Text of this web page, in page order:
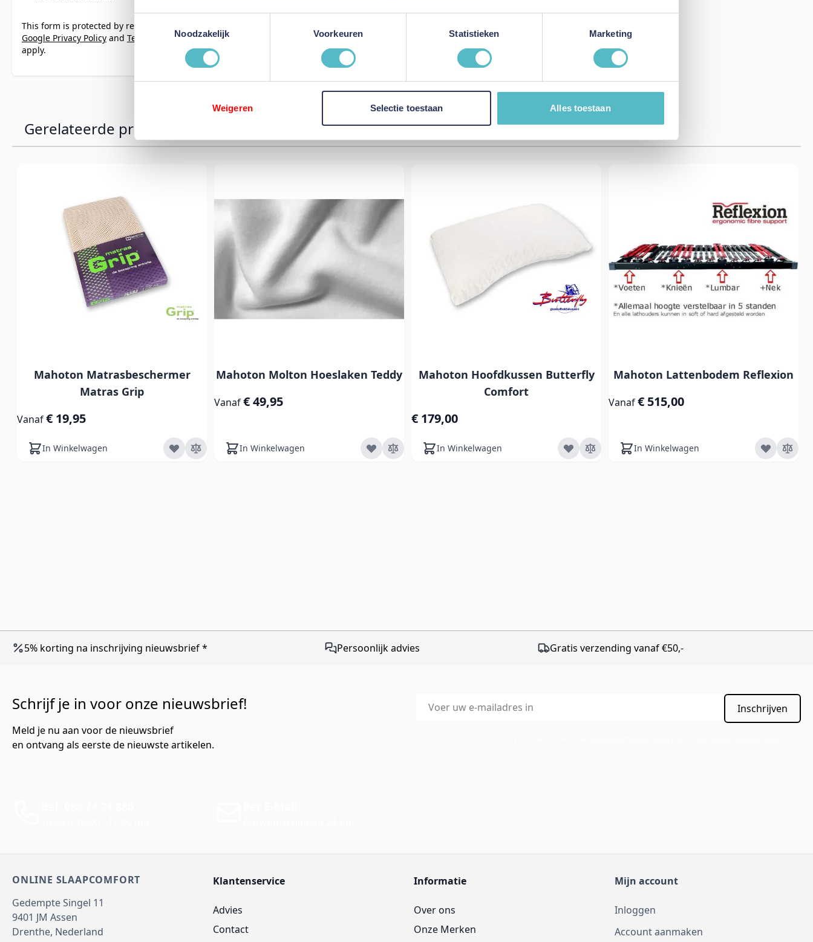
Noodzakelijk
Voorkeuren Statistieken Marketing
Weigeren Selectie toestaan Alles toestaan
This form is protected by reCAPTCHA - the
Google Privacy Policy and Terms of Service
apply.
Gerelateerde producten
Mahoton Matrasbeschermer
Matras Grip
Vanaf€ 19,95
In Winkelwagen
Mahoton Molton Hoeslaken Teddy
Vanaf€ 49,95
In Winkelwagen
Mahoton Hoofdkussen Butterfly
Comfort
€ 179,00
In Winkelwagen
Mahoton Lattenbodem Reflexion
Vanaf€ 515,00
In Winkelwagen
5% korting na inschrijving nieuwsbrief * Persoonlijk advies Gratis verzending vanaf €50,-
Schrijf je in voor onze nieuwsbrief!
Meld je nu aan voor de nieuwsbrief
en ontvang als eerste de nieuwste artikelen.
E-mailadres
Inschrijven
ONLINE SLAAPCOMFORT
Gedempte Singel 11
9401 JM Assen
Drenthe, Nederland
Klantenservice
Advies
Contact
Informatie
Over ons
Onze Merken
Mijn account
Inloggen
Account aanmaken